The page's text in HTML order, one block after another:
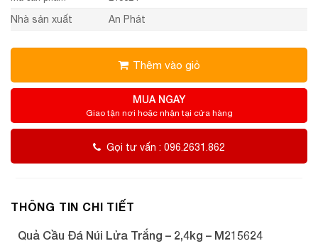
Nhà sản xuất An Phát
Thêm vào giỏ
MUA NGAY
Giao tận nơi hoặc nhận tại cửa hàng
Gọi tư vấn : 096.2631.862
THÔNG TIN CHI TIẾT
Quả Cầu Đá Núi Lửa Trắng – 2,4kg – M215624